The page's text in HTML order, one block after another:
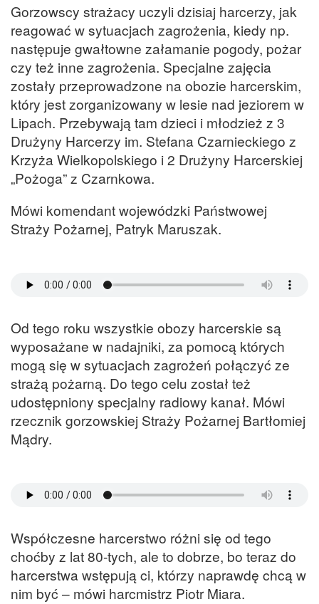
Gorzowscy strażacy uczyli dzisiaj harcerzy, jak
reagować w sytuacjach zagrożenia, kiedy np.
następuje gwałtowne załamanie pogody, pożar
czy też inne zagrożenia. Specjalne zajęcia
zostały przeprowadzone na obozie harcerskim,
który jest zorganizowany w lesie nad jeziorem w
Lipach. Przebywają tam dzieci i młodzież z 3
Drużyny Harcerzy im. Stefana Czarnieckiego z
Krzyża Wielkopolskiego i 2 Drużyny Harcerskiej
„Pożoga” z Czarnkowa.
Mówi komendant wojewódzki Państwowej
Straży Pożarnej, Patryk Maruszak.
Od tego roku wszystkie obozy harcerskie są
wyposażane w nadajniki, za pomocą których
mogą się w sytuacjach zagrożeń połączyć ze
strażą pożarną. Do tego celu został też
udostępniony specjalny radiowy kanał. Mówi
rzecznik gorzowskiej Straży Pożarnej Bartłomiej
Mądry.
Współczesne harcerstwo różni się od tego
choćby z lat 80-tych, ale to dobrze, bo teraz do
harcerstwa wstępują ci, którzy naprawdę chcą w
nim być – mówi harcmistrz Piotr Miara.